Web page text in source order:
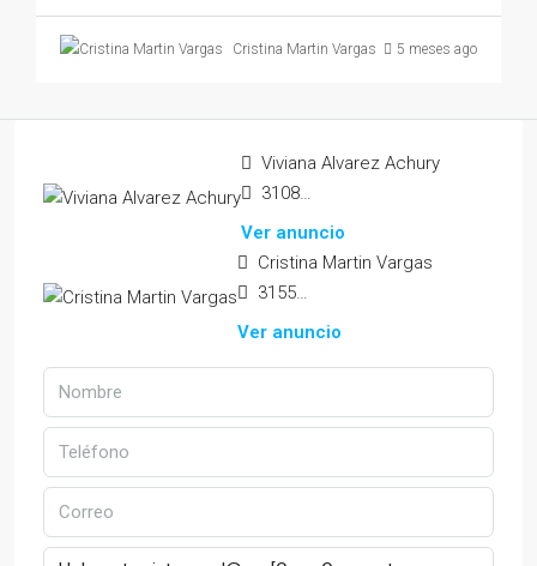
Cristina Martin Vargas 5 meses ago
Viviana Alvarez Achury
3108365479
Ver anuncio
Cristina Martin Vargas
3155212570
Ver anuncio